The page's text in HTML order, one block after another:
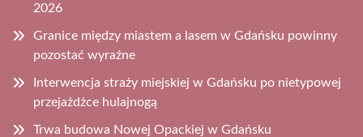
2026
Granice między miastem a lasem w Gdańsku powinny
pozostać wyraźne
Interwencja straży miejskiej w Gdańsku po nietypowej
przejażdżce hulajnogą
Trwa budowa Nowej Opackiej w Gdańsku